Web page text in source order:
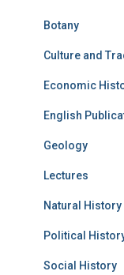
Botany
Culture and
Economic
English
Geology
Lectures
Natural History
Political
Social History